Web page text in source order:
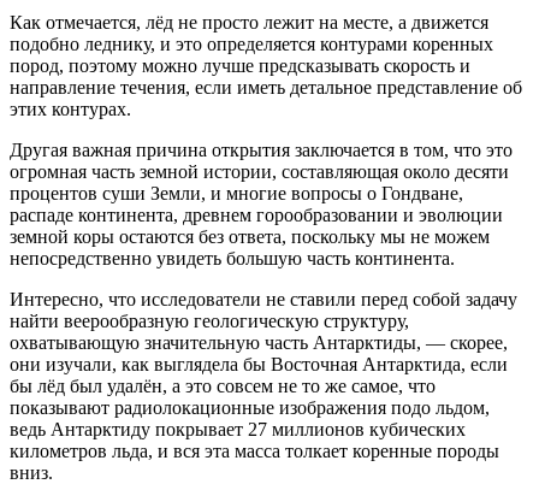
Как отмечается, лёд не просто лежит на месте, а движется
подобно леднику, и это определяется контурами коренных
пород, поэтому можно лучше предсказывать скорость и
направление течения, если иметь детальное представление об
этих контурах.
Другая важная причина открытия заключается в том, что это
огромная часть земной истории, составляющая около десяти
процентов суши Земли, и многие вопросы о Гондване,
распаде континента, древнем горообразовании и эволюции
земной коры остаются без ответа, поскольку мы не можем
непосредственно увидеть большую часть континента.
Интересно, что исследователи не ставили перед собой задачу
найти веерообразную геологическую структуру,
охватывающую значительную часть Антарктиды, — скорее,
они изучали, как выглядела бы Восточная Антарктида, если
бы лёд был удалён, а это совсем не то же самое, что
показывают радиолокационные изображения подо льдом,
ведь Антарктиду покрывает 27 миллионов кубических
километров льда, и вся эта масса толкает коренные породы
вниз.